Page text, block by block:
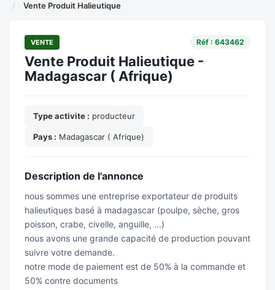
Vente Produit Halieutique
VENTE Réf : 643462
Vente Produit Halieutique -
Madagascar ( Afrique)
Type activite : producteur
Pays : Madagascar ( Afrique)
Description de l'annonce
nous sommes une entreprise exportateur de produits
halieutiques basé à madagascar (poulpe, sèche, gros
poisson, crabe, civelle, anguille, ...)
nous avons une grande capacité de production pouvant
suivre votre demande.
notre mode de paiement est de 50% à la commande et
50% contre documents